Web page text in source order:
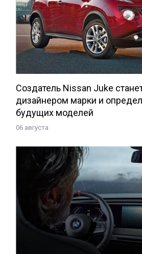
Создатель Nissan Juke
дизайнером марки и
будущих моделей
06 августа